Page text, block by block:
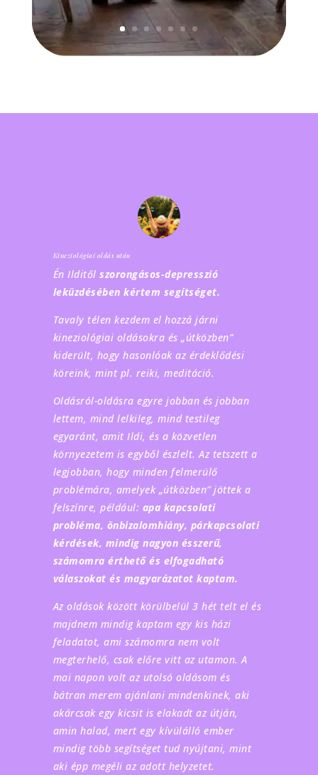
Kineziológiai oldás után
Én Ilditől szorongásos-depresszió
leküzdésében kértem segítséget.
Tavaly télen kezdem el hozzá járni
kineziológiai oldásokra és „útközben”
kiderült, hogy hasonlóak az érdeklődési
köreink, mint pl. reiki, meditáció.
Oldásról-oldásra egyre jobban és jobban
lettem, mind lelkileg, mind testileg
egyaránt, amit Ildi, és a közvetlen
környezetem is egyből észlelt. Az tetszett a
legjobban, hogy minden felmerülő
problémára, amelyek „útközben” jöttek a
felszínre, például: apa kapcsolati
probléma, önbizalomhiány, párkapcsolati
kérdések, mindig nagyon ésszerű,
számomra érthető és elfogadható
válaszokat és magyarázatot kaptam.
Az oldások között körülbelül 3 hét telt el és
majdnem mindig kaptam egy kis házi
feladatot, ami számomra nem volt
megterhelő, csak előre vitt az utamon. A
mai napon volt az utolsó oldásom és
bátran merem ajánlani mindenkinek, aki
akárcsak egy kicsit is elakadt az útján,
amin halad, mert egy kívülálló ember
mindig több segítséget tud nyújtani, mint
aki épp megéli az adott helyzetet.